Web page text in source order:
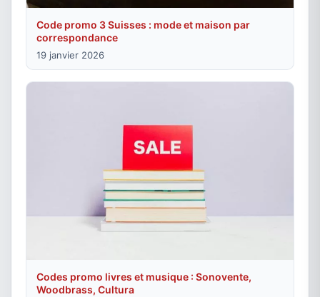
Code promo 3 Suisses : mode et maison par
correspondance
19 janvier 2026
Codes promo livres et musique : Sonovente,
Woodbrass, Cultura